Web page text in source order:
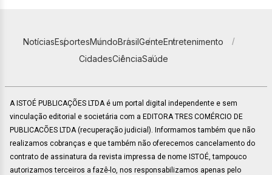
NotíciasEsportesMundoBrasilGenteEntretenimento
CidadesCiênciaSaúde
A ISTOÉ PUBLICAÇÕES LTDA é um portal digital independente e sem
vinculação editorial e societária com a EDITORA TRES COMÉRCIO DE
PUBLICACÕES LTDA (recuperação judicial). Informamos também que não
realizamos cobranças e que também não oferecemos cancelamento do
contrato de assinatura da revista impressa de nome ISTOÉ, tampouco
autorizamos terceiros a fazê-lo, nos responsabilizamos apenas pelo